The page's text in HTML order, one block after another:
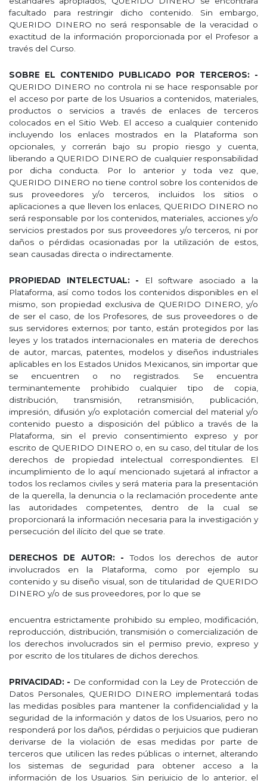
facultado para restringir dicho contenido. Sin embargo,
QUERIDO DINERO no será responsable de la veracidad o
exactitud de la información proporcionada por el Profesor a
través del Curso.
SOBRE EL CONTENIDO PUBLICADO POR TERCEROS: -
QUERIDO DINERO no controla ni se hace responsable por
el acceso por parte de los Usuarios a contenidos, materiales,
productos o servicios a través de enlaces de terceros
colocados en el Sitio Web. El acceso a cualquier contenido
incluyendo los enlaces mostrados en la Plataforma son
opcionales, y correrán bajo su propio riesgo y cuenta,
liberando a QUERIDO DINERO de cualquier responsabilidad
por dicha conducta. Por lo anterior y toda vez que,
QUERIDO DINERO no tiene control sobre los contenidos de
sus proveedores y/o terceros, incluidos los sitios o
aplicaciones a que lleven los enlaces, QUERIDO DINERO no
será responsable por los contenidos, materiales, acciones y/o
servicios prestados por sus proveedores y/o terceros, ni por
daños o pérdidas ocasionadas por la utilización de estos,
sean causadas directa o indirectamente.
PROPIEDAD INTELECTUAL: - El software asociado a la
Plataforma, así como todos los contenidos disponibles en el
mismo, son propiedad exclusiva de QUERIDO DINERO, y/o
de ser el caso, de los Profesores, de sus proveedores o de
sus servidores externos; por tanto, están protegidos por las
leyes y los tratados internacionales en materia de derechos
de autor, marcas, patentes, modelos y diseños industriales
aplicables en los Estados Unidos Mexicanos, sin importar que
se encuentren o no registrados. Se encuentra
terminantemente prohibido cualquier tipo de copia,
distribución, transmisión, retransmisión, publicación,
impresión, difusión y/o explotación comercial del material y/o
contenido puesto a disposición del público a través de la
Plataforma, sin el previo consentimiento expreso y por
escrito de QUERIDO DINERO o, en su caso, del titular de los
derechos de propiedad intelectual correspondientes. El
incumplimiento de lo aquí mencionado sujetará al infractor a
todos los reclamos civiles y será materia para la presentación
de la querella, la denuncia o la reclamación procedente ante
las autoridades competentes, dentro de la cual se
proporcionará la información necesaria para la investigación y
persecución del ilícito del que se trate.
DERECHOS DE AUTOR: - Todos los derechos de autor
involucrados en la Plataforma, como por ejemplo su
contenido y su diseño visual, son de titularidad de QUERIDO
DINERO y/o de sus proveedores, por lo que se
encuentra estrictamente prohibido su empleo, modificación,
reproducción, distribución, transmisión o comercialización de
los derechos involucrados sin el permiso previo, expreso y
por escrito de los titulares de dichos derechos.
PRIVACIDAD: - De conformidad con la Ley de Protección de
Datos Personales, QUERIDO DINERO implementará todas
las medidas posibles para mantener la confidencialidad y la
seguridad de la información y datos de los Usuarios, pero no
responderá por los daños, pérdidas o perjuicios que pudieran
derivarse de la violación de esas medidas por parte de
terceros que utilicen las redes públicas o internet, alterando
los sistemas de seguridad para obtener acceso a la
información de los Usuarios. Sin perjuicio de lo anterior, el